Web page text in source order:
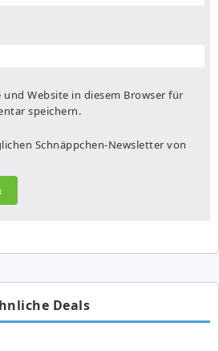
und Website in diesem Browser für
speichern.
Schnäppchen-Newsletter von
Deals